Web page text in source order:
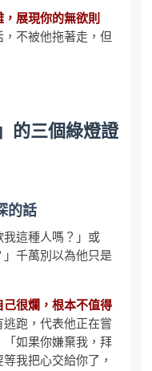
展現你的無欲則
不被他拖著走，但
的三個綠燈證
的話
這種人嗎？」或
」千萬別以為他只是
很爛，根本不值得
跑，代表他正在嘗
如果你嫌棄我，拜
我把心交給你了，